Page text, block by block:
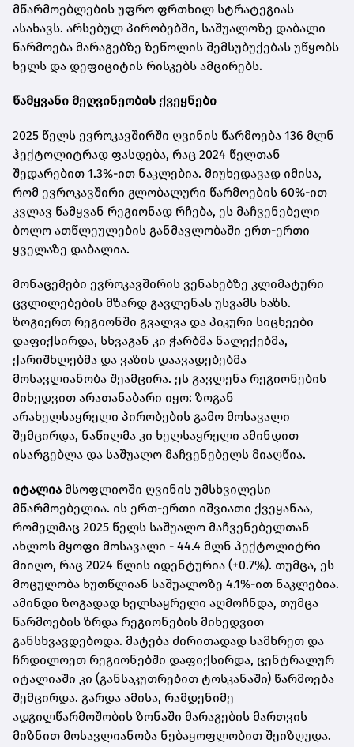
მწარმოებლების უფრო ფრთხილ სტრატეგიას
ასახავს. არსებულ პირობებში, საშუალოზე დაბალი
წარმოება მარაგებზე ზეწოლის შემსუბუქებას უწყობს
ხელს და დეფიციტის რისკებს ამცირებს.
წამყვანი მეღვინეობის ქვეყნები
2025 წელს ევროკავშირში ღვინის წარმოება 136 მლნ
ჰექტოლიტრად ფასდება, რაც 2024 წელთან
შედარებით 1.3%-ით ნაკლებია. მიუხედავად იმისა,
რომ ევროკავშირი გლობალური წარმოების 60%-ით
კვლავ წამყვან რეგიონად რჩება, ეს მაჩვენებელი
ბოლო ათწლეულების განმავლობაში ერთ-ერთი
ყველაზე დაბალია.
მონაცემები ევროკავშირის ვენახებზე კლიმატური
ცვლილებების მზარდ გავლენას უსვამს ხაზს.
ზოგიერთ რეგიონში გვალვა და პიკური სიცხეები
დაფიქსირდა, სხვაგან კი ჭარბმა ნალექებმა,
ქარიშხლებმა და ვაზის დაავადებებმა
მოსავლიანობა შეამცირა. ეს გავლენა რეგიონების
მიხედვით არათანაბარი იყო: ზოგან
არახელსაყრელი პირობების გამო მოსავალი
შემცირდა, ნაწილმა კი ხელსაყრელი ამინდით
ისარგებლა და საშუალო მაჩვენებელს მიაღწია.
იტალია მსოფლიოში ღვინის უმსხვილესი
მწარმოებელია. ის ერთ-ერთი იშვიათი ქვეყანაა,
რომელმაც 2025 წელს საშუალო მაჩვენებელთან
ახლოს მყოფი მოსავალი - 44.4 მლნ ჰექტოლიტრი
მიიღო, რაც 2024 წლის იდენტურია (+0.7%). თუმცა, ეს
მოცულობა ხუთწლიან საშუალოზე 4.1%-ით ნაკლებია.
ამინდი ზოგადად ხელსაყრელი აღმოჩნდა, თუმცა
წარმოების ზრდა რეგიონების მიხედვით
განსხვავდებოდა. მატება ძირითადად სამხრეთ და
ჩრდილოეთ რეგიონებში დაფიქსირდა, ცენტრალურ
იტალიაში კი (განსაკუთრებით ტოსკანაში) წარმოება
შემცირდა. გარდა ამისა, რამდენიმე
ადგილწარმოშობის ზონაში მარაგების მართვის
მიზნით მოსავლიანობა ნებაყოფლობით შეიზღუდა.